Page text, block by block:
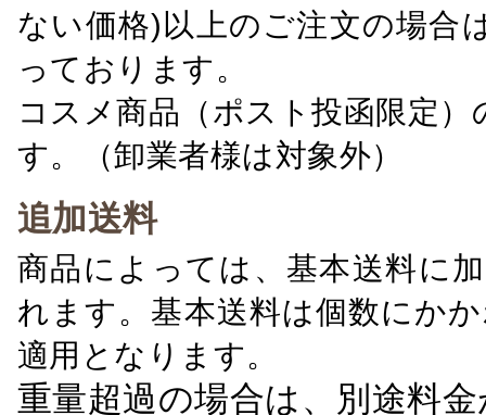
ない価格)以上のご注文の場合
っております。
コスメ商品（ポスト投函限定
す。（卸業者様は対象外）
追加送料
商品によっては、基本送料に
れます。基本送料は個数にか
適用となります。
重量超過の場合は、別途料